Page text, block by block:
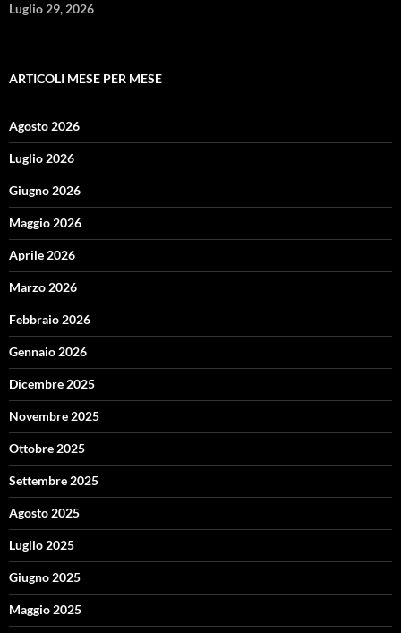
Luglio 29, 2026
ARTICOLI MESE PER MESE
Agosto 2026
Luglio 2026
Giugno 2026
Maggio 2026
Aprile 2026
Marzo 2026
Febbraio 2026
Gennaio 2026
Dicembre 2025
Novembre 2025
Ottobre 2025
Settembre 2025
Agosto 2025
Luglio 2025
Giugno 2025
Maggio 2025